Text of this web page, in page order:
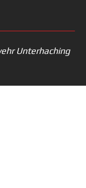
Unterhaching